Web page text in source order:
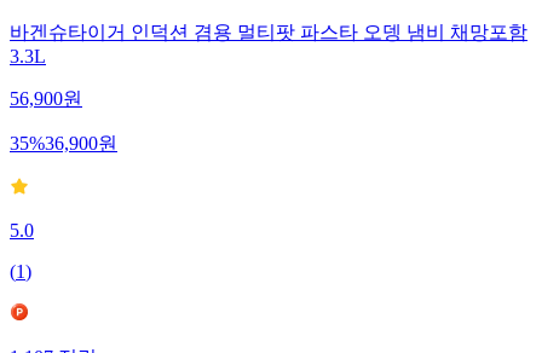
바겐슈타이거 인덕션 겸용 멀티팟 파스타 오뎅 냄비 채망포함
3.3L
56,900원
35%36,900원
5.0
(1)